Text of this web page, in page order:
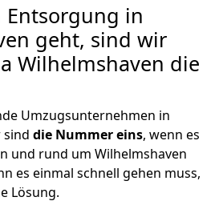
Entsorgung in
geht, sind wir
Wilhelmshaven die
Umzugsunternehmen in
sind die Nummer eins, wenn es
und rund um Wilhelmshaven
es einmal schnell gehen muss,
Lösung.